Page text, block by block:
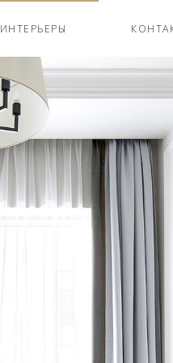
ИНТЕРЬЕРЫ